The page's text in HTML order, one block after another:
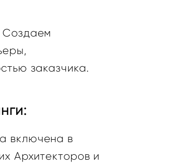
Создаем
заказчика.
включена в
Архитекторов и